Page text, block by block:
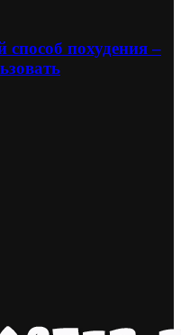
похудения –